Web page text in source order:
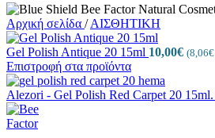
Αρχική σελίδα / ΑΙΣΘΗΤΙΚΗ
Gel Polish Antique 20 15ml 10,00€ (8,06€
Επιστροφή στα προϊόντα
Alezori - Gel Polish Red Carpet 20 15ml.